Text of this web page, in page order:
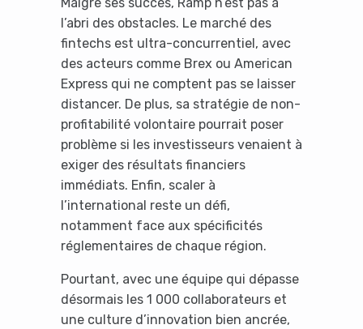
Malgré ses succès, Ramp n’est pas à
l’abri des obstacles. Le marché des
fintechs est ultra-concurrentiel, avec
des acteurs comme Brex ou American
Express qui ne comptent pas se laisser
distancer. De plus, sa stratégie de non-
profitabilité volontaire pourrait poser
problème si les investisseurs venaient à
exiger des résultats financiers
immédiats. Enfin, scaler à
l’international reste un défi,
notamment face aux spécificités
réglementaires de chaque région.
Pourtant, avec une équipe qui dépasse
désormais les 1 000 collaborateurs et
une culture d’innovation bien ancrée,
Yes, I will turn off Ad-Blocker